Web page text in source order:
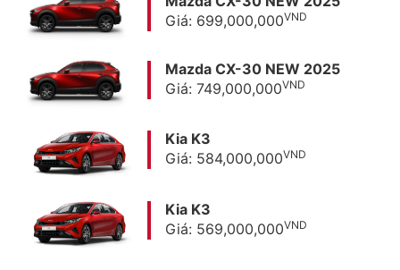
Giá: 699,000,000VND
Mazda CX-30 NEW 2025
Giá: 749,000,000VND
Kia K3
Giá: 584,000,000VND
Kia K3
Giá: 569,000,000VND